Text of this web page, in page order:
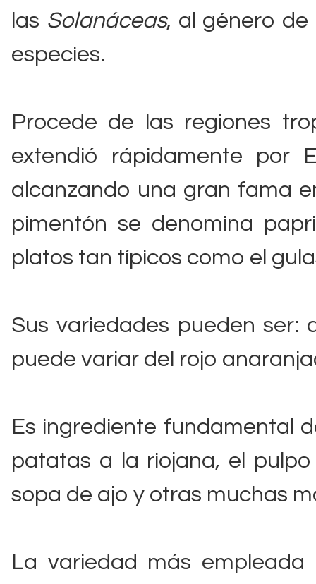
las Solanáceas, al género de
especies.
Procede de las regiones
extendió rápidamente por
alcanzando una gran fama
pimentón se denomina
platos tan típicos como el
Sus variedades pueden ser:
puede variar del rojo
Es ingrediente fundamental
patatas a la riojana, el
sopa de ajo y otras muchas
La variedad más